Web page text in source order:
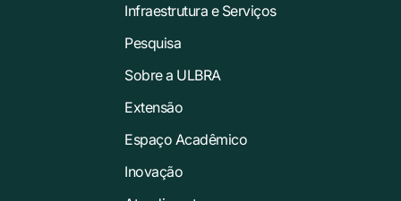
Infraestrutura e Serviços
Pesquisa
Sobre a ULBRA
Extensão
Espaço Acadêmico
Inovação